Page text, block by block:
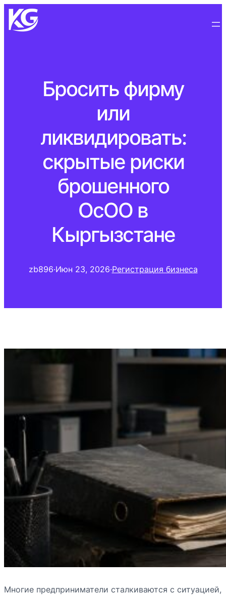
Бросить фирму
или
ликвидировать:
скрытые риски
брошенного
ОсОО в
Кыргызстане
zb896·Июн 23, 2026·Регистрация бизнеса
Многие предприниматели сталкиваются с ситуацией,